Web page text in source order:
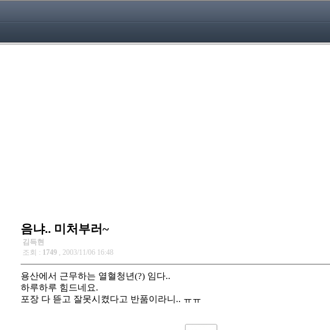
음냐.. 미처부러~
김득현
조회 : 1749 , 2003/11/06 16:48
용산에서 근무하는 열혈청년(?) 임다..
하루하루 힘드네요.
포장 다 뜯고 잘못시켰다고 반품이라니.. ㅠㅠ